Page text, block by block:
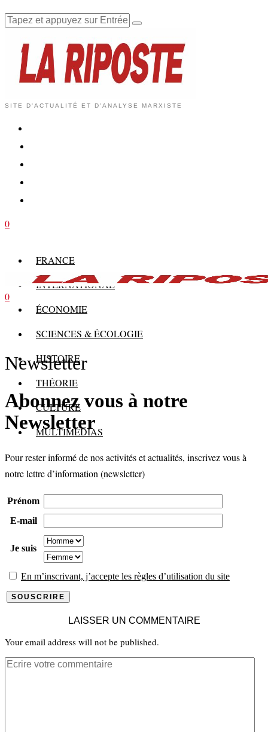
SITE D'ACTUALITÉ ET D'ANALYSE MARXISTE
0
FRANCE
INTERNATIONAL
ÉCONOMIE
SCIENCES & ÉCOLOGIE
HISTOIRE
THÉORIE
CULTURE
MULTIMÉDIAS
0
Newsletter
Abonnez vous à notre
Newsletter
Pour rester informé de nos activités et actualités, inscrivez vous à
notre lettre d’information (newsletter)
Prénom
E-mail
Je suis
En m’inscrivant, j’accepte les règles d’utilisation du site
LAISSER UN COMMENTAIRE
Your email address will not be published.